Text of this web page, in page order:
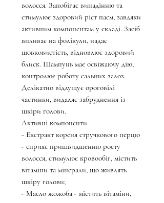
волосся. Запобігає випадінню та
стимулює здоровий ріст пасм, завдяки
активним компонентам у складі. Засіб
впливає на фолікули, надає
шовковистість, відновлює здоровий
блиск. Шампунь має освіжаючу дію,
контролює роботу сальних залоз.
Делікатно відлущує ороговілі
частинки, видаляє забруднення із
шкіри голови.
Активні компоненти:
- Екстракт кореня стручкового перцю
- сприяє пришвидшенню росту
волосся, стимулює кровообіг, містить
вітаміни та мінерали, що живлять
шкіру голови;
- Масло жожоба - містить вітаміни,